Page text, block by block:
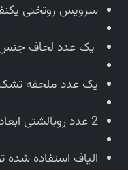
سرویس روتختی یکنفره شامل
یک عدد لحاف جنس روبه مخمل
یک عدد ملحفه تشک
2 عدد روبالشتی ابعاد روبالشی ها 70*50 سانتی متر می باشد.
الیاف استفاده شده